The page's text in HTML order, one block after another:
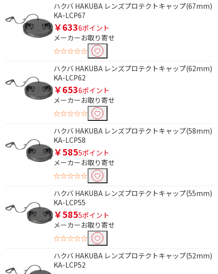
ハクバ HAKUBA レンズプロテクトキャップ(67mm)
KA-LCP67
￥6336ポイント
メーカーお取り寄せ
☆☆☆☆☆
ハクバ HAKUBA レンズプロテクトキャップ(62mm)
KA-LCP62
￥6536ポイント
メーカーお取り寄せ
☆☆☆☆☆
ハクバ HAKUBA レンズプロテクトキャップ(58mm)
KA-LCP58
￥5855ポイント
メーカーお取り寄せ
☆☆☆☆☆
ハクバ HAKUBA レンズプロテクトキャップ(55mm)
KA-LCP55
￥5855ポイント
メーカーお取り寄せ
☆☆☆☆☆
ハクバ HAKUBA レンズプロテクトキャップ(52mm)
KA-LCP52